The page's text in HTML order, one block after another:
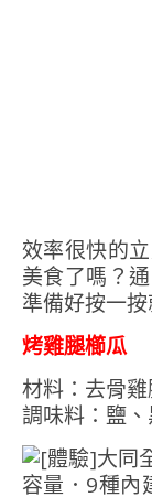
效率很快的
美食了嗎？
準備好按一
烤雞腿櫛瓜
材料：去骨
調味料：鹽